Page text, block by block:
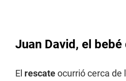
Juan David, el
El rescateocurrió cerca de